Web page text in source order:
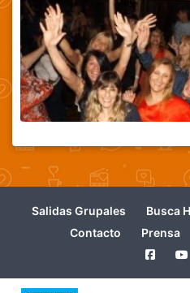
Salidas Grupales Busca
Contacto
Prensa